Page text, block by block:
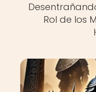
Rol de los